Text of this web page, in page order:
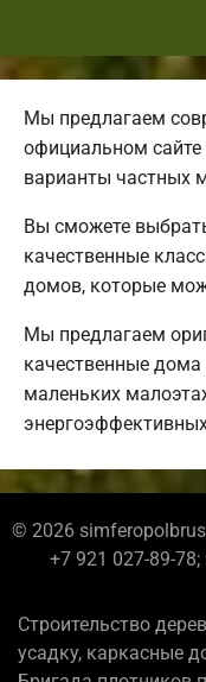
Мы предлагаем
официальном
варианты частных
Вы сможете
качественные
домов, которые
Мы предлагаем
качественные
маленьких
© 2026
+7 921 027-89-
Строительство
усадку, каркасные